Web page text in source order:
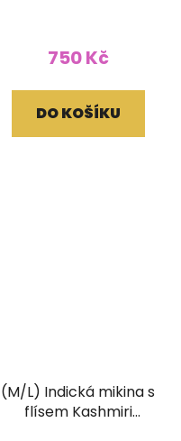
750 Kč
DO KOŠÍKU
(M/L) Indická mikina s
flísem Kashmiri